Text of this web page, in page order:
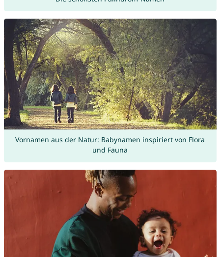
Vornamen aus der Natur: Babynamen inspiriert von Flora
und Fauna